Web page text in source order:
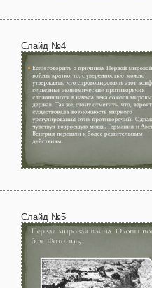
Слайд №4
Слайд №5